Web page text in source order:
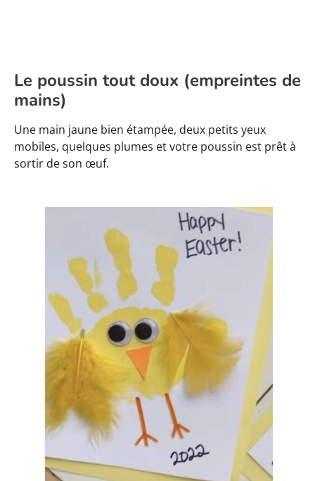
Le poussin tout doux (empreintes de
mains)
Une main jaune bien étampée, deux petits yeux
mobiles, quelques plumes et votre poussin est prêt à
sortir de son œuf.